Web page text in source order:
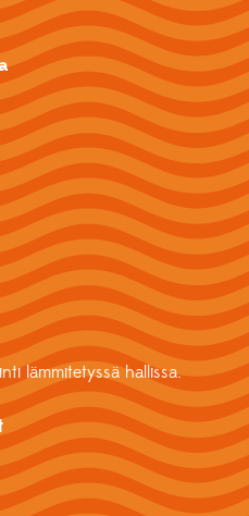
lämmitetyssä hallissa.